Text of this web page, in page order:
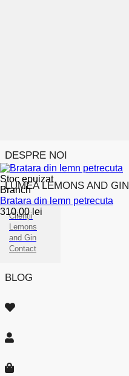
DESPRE NOI
LUMEA LEMONS AND GIN
Clienții
Lemons
and Gin
Contact
BLOG
Stoc epuizat
Branch
Bratara din lemn petrecuta
310,00 lei